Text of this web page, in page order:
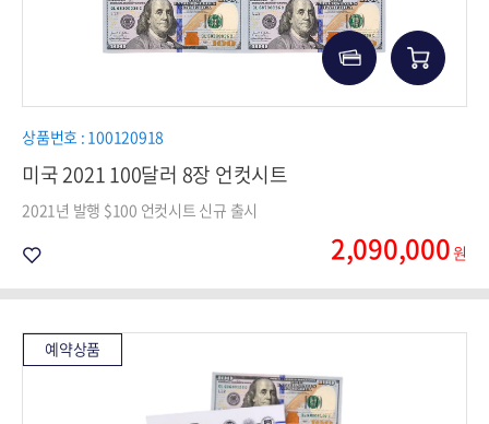
상품번호 : 100120918
미국 2021 100달러 8장 언컷시트
2021년 발행 $100 언컷시트 신규 출시
2,090,000원
예약상품